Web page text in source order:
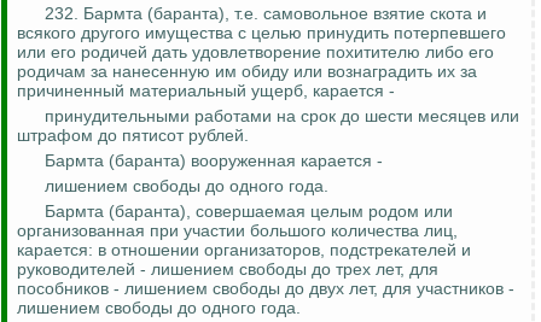
232. Бармта (баранта), т.е. самовольное взятие скота и
всякого другого имущества с целью принудить потерпевшего
или его родичей дать удовлетворение похитителю либо его
родичам за нанесенную им обиду или вознаградить их за
причиненный материальный ущерб, карается -
принудительными работами на срок до шести месяцев или
штрафом до пятисот рублей.
Бармта (баранта) вооруженная карается -
лишением свободы до одного года.
Бармта (баранта), совершаемая целым родом или
организованная при участии большого количества лиц,
карается: в отношении организаторов, подстрекателей и
руководителей - лишением свободы до трех лет, для
пособников - лишением свободы до двух лет, для участников -
лишением свободы до одного года.